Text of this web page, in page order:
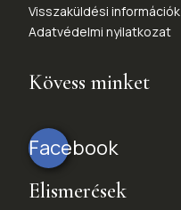
Visszaküldési információk
Adatvédelmi nyilatkozat
Kövess minket
Facebook
Elismerések